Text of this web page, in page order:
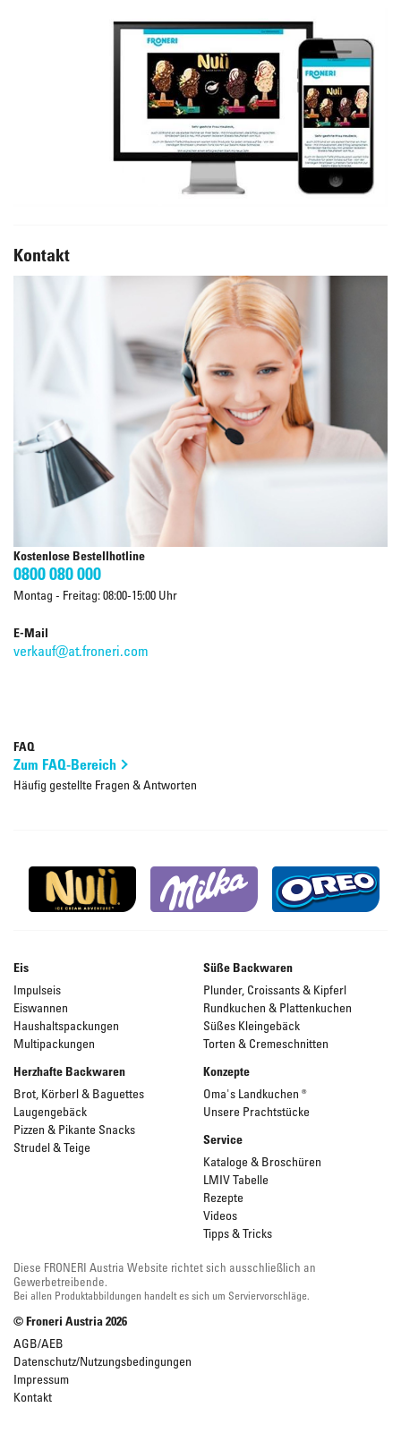
Kontakt
Kostenlose Bestellhotline
0800 080 000
Montag - Freitag: 08:00-15:00 Uhr
E-Mail
verkauf@at.froneri.com
FAQ
Zum FAQ-Bereich
Häufig gestellte Fragen & Antworten
Eis
Impulseis
Eiswannen
Haushaltspackungen
Multipackungen
Süße Backwaren
Plunder, Croissants & Kipferl
Rundkuchen & Plattenkuchen
Süßes Kleingebäck
Torten & Cremeschnitten
Herzhafte Backwaren
Brot, Körberl & Baguettes
Laugengebäck
Pizzen & Pikante Snacks
Strudel & Teige
Konzepte
Oma's Landkuchen ®
Unsere Prachtstücke
Service
Kataloge & Broschüren
LMIV Tabelle
Rezepte
Videos
Tipps & Tricks
Diese FRONERI Austria Website richtet sich ausschließlich an
Gewerbetreibende.
Bei allen Produktabbildungen handelt es sich um Serviervorschläge.
© Froneri Austria2026
AGB/AEB
Datenschutz/Nutzungsbedingungen
Impressum
Kontakt